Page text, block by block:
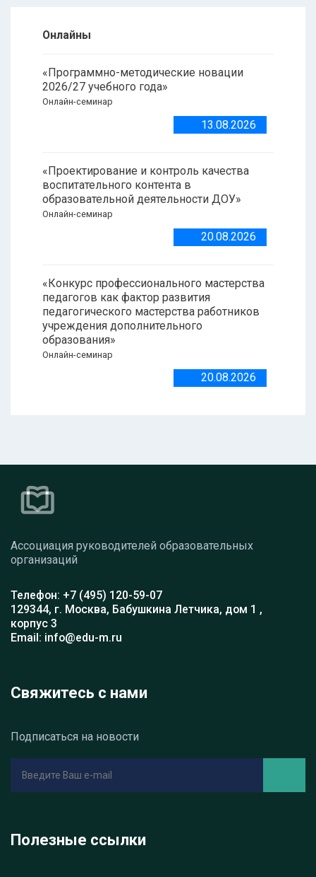
Онлайны
«Программно-методические новации
2026/27 учебного года»
Онлайн-семинар
13.08.2026
«Проектирование и контроль качества
воспитательного контента в
образовательной деятельности ДОУ»
Онлайн-семинар
20.08.2026
«Конкурс профессионального мастерства
педагогов как фактор развития
педагогического мастерства работников
учреждения дополнительного
образования»
Онлайн-семинар
20.08.2026
Ассоциация руководителей образовательных
организаций
Телефон: +7 (495) 120-59-07
129344, г. Москва, Бабушкина Летчика, дом 1 ,
корпус 3
Email: info@edu-m.ru
Свяжитесь с нами
Подписаться на новости
Полезные ссылки